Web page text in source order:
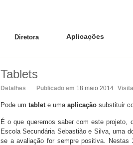
Diretora Aplicações
Tablets
Detalhes Publicado em 18 maio 2014
Pode um tablete uma aplicação substituir
É o que queremos saber com este projeto,
Escola Secundária Sebastião e Silva, uma
se a avaliação for sempre positiva.